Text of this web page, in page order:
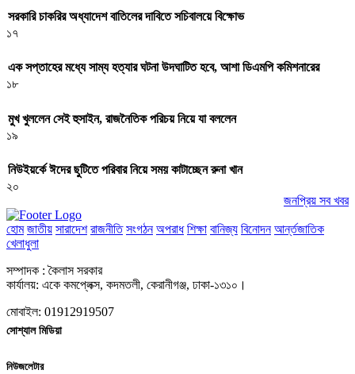
সরকারি চাকরির অধ্যাদেশ বাতিলের দাবিতে সচিবালয়ে বিক্ষোভ
১৭
এক সপ্তাহের মধ্যে সাম্য হত্যার ঘটনা উদঘাটিত হবে, আশা ডিএমপি কমিশনারের
১৮
মুখ খুললেন সেই হুসাইন, রাজনৈতিক পরিচয় নিয়ে যা বললেন
১৯
নিউইয়র্কে ঈদের ছুটিতে পরিবার নিয়ে সময় কাটাচ্ছেন রুনা খান
২০
জনপ্রিয় সব খবর
হোম জাতীয় সারাদেশ রাজনীতি সংগঠন অপরাধ শিক্ষা বানিজ্য বিনোদন আর্ন্তজাতিক
খেলাধুলা
সম্পাদক : কৈলাস সরকার
কার্যালয়: একে কমপ্লেক্স, কদমতলী, কেরানীগঞ্জ, ঢাকা-১৩১০।
মোবাইল: 01912919507
সোশ্যাল মিডিয়া
নিউজলেটার